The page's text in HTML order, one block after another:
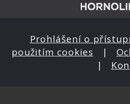
Prohlášení o
použitím cookies |
|